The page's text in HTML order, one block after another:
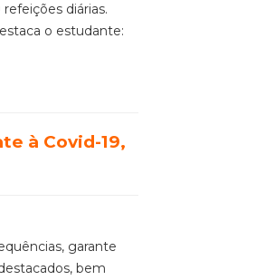
diárias.
o estudante:
à Covid-19,
garante
bem